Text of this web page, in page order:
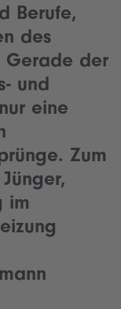
Berufe,
des
Gerade der
und
eine
Zum
im